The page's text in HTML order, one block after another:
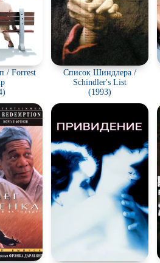
/ Forrest
Список Шиндлера /
Schindler's List
(1993)